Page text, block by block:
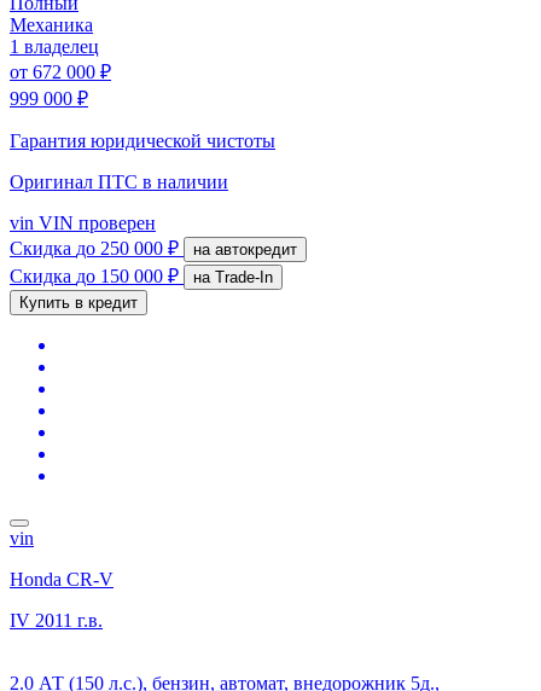
Механика
1 владелец
от 672 000 ₽
999 000 ₽
Гарантия юридической чистоты
Оригинал ПТС в наличии
vin VIN проверен
Скидка до 250 000 ₽ на автокредит
Скидка до 150 000 ₽
на Trade-In
Купить в кредит
vin
Honda CR-V
IV 2011 г.в.
2.0 АТ (150 л.с.), бензин, автомат, внедорожник 5д.,